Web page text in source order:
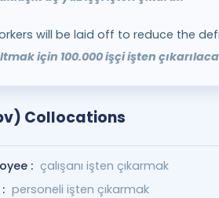
will be laid off to reduce the
için 100.000 işçi işten
Collocations
: çalışanı işten çıkarmak
personeli işten çıkarmak